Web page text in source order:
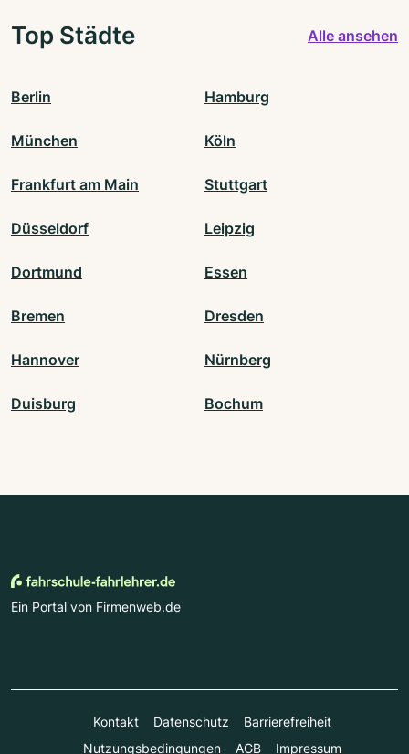
Top Städte Alle ansehen
Berlin Hamburg
München Köln
Frankfurt am Main Stuttgart
Düsseldorf Leipzig
Dortmund Essen
Bremen Dresden
Hannover Nürnberg
Duisburg Bochum
Ein Portal von Firmenweb.de
Kontakt Datenschutz
Barrierefreiheit
Nutzungsbedingungen
AGB Impressum